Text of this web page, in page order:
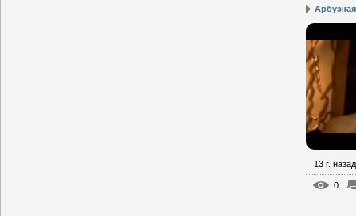
13 г. назад
0